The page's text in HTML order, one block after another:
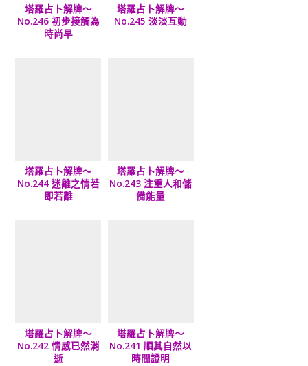
塔羅占卜解牌～
No.246 初步接觸為
時尚早
塔羅占卜解牌～
No.245 淡淡互動
塔羅占卜解牌～
No.244 迷離之情若
即若離
塔羅占卜解牌～
No.243 注重人和儲
備能量
塔羅占卜解牌～
No.242 情感已然消
逝
塔羅占卜解牌～
No.241 順其自然以
時間證明